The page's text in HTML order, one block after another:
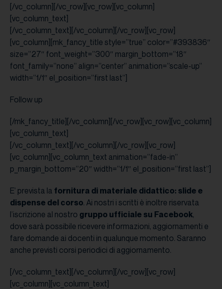
[/vc_column][/vc_row][vc_row][vc_column]
[vc_column_text]
[/vc_column_text][/vc_column][/vc_row][vc_row]
[vc_column][mk_fancy_title style=”true” color=”#393836″
size=”27″ font_weight=”300″ margin_bottom=”18″
font_family=”none” align=”center” animation=”scale-up”
width=”1/1″ el_position=”first last”]
Follow up
[/mk_fancy_title][/vc_column][/vc_row][vc_row][vc_column]
[vc_column_text]
[/vc_column_text][/vc_column][/vc_row][vc_row]
[vc_column][vc_column_text animation=”fade-in”
p_margin_bottom=”20″ width=”1/1″ el_position=”first last”]
E’ prevista la fornitura di materiale didattico: slide e
dispense del corso. Ai nostri i scritti è inoltre riservata
l’iscrizione al nostro gruppo ufficiale su Facebook,
dove sarà possibile ricevere informazioni, aggiornamenti e
fare domande ai docenti in qualunque momento. Saranno
anche previsti corsi periodici di aggiornamento.
[/vc_column_text][/vc_column][/vc_row][vc_row]
[vc_column][vc_column_text]